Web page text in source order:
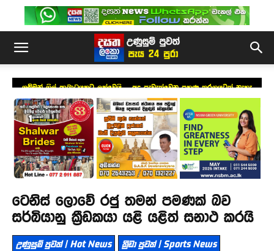
ශුබ්මන් ගිල් ආබාධයකට ලක්වෙයි – අද පැවැත්වෙන පුහුණු තරගයටත් නැහැ
ටෙනිස් ලොවේ රජු තමන් පමණක් බව
සර්බියානු ක්‍රීඩකයා යළි යළිත් සනාථ කරයි
උණුසුම් පුවත් | Hot News ක්‍රීඩා පුවත් | Sports News